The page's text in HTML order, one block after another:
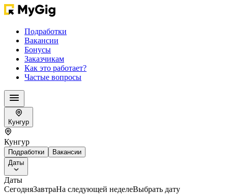
Подработки
Вакансии
Бонусы
Заказчикам
Как это работает?
Частые вопросы
Кунгур
Кунгур
Подработки
Вакансии
Даты
Даты
СегодняЗавтраНа следующей неделеВыбрать дату